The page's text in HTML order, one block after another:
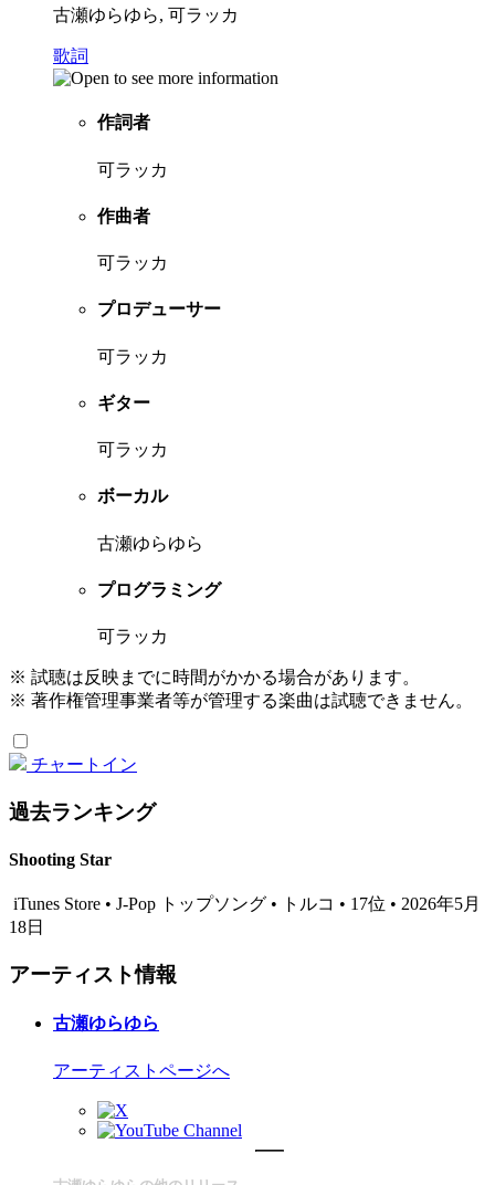
古瀬ゆらゆら, 可ラッカ
歌詞
作詞者
可ラッカ
作曲者
可ラッカ
プロデューサー
可ラッカ
ギター
可ラッカ
ボーカル
古瀬ゆらゆら
プログラミング
可ラッカ
※ 試聴は反映までに時間がかかる場合があります。
※ 著作権管理事業者等が管理する楽曲は試聴できません。
チャートイン
過去ランキング
Shooting Star
iTunes Store • J-Pop トップソング • トルコ • 17位 • 2026年5月
18日
アーティスト情報
古瀬ゆらゆら
アーティストページへ